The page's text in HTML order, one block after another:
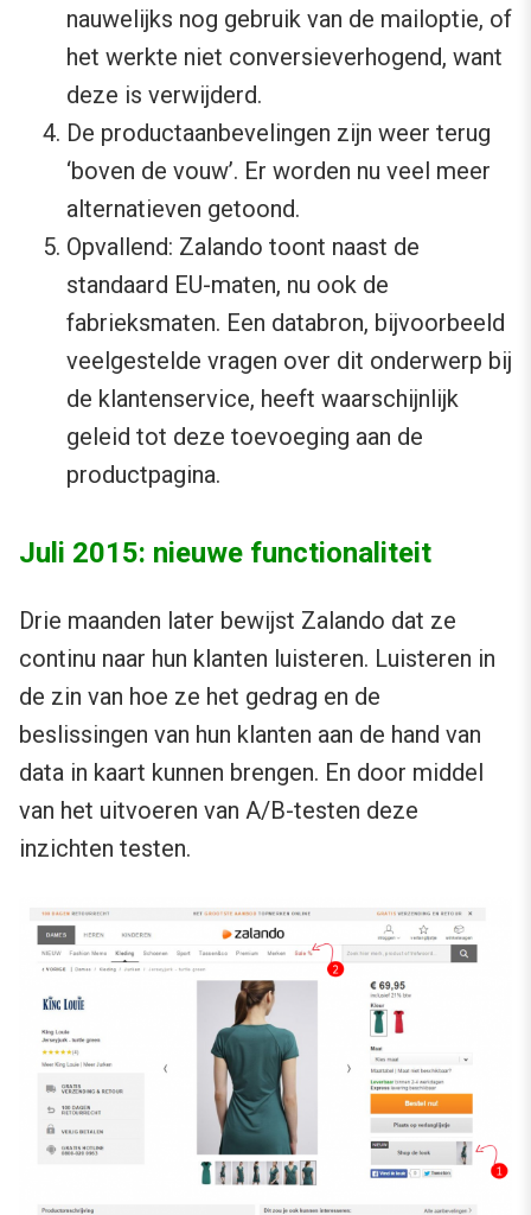
nauwelijks nog gebruik van de mailoptie, of
het werkte niet conversieverhogend, want
deze is verwijderd.
De productaanbevelingen zijn weer terug
‘boven de vouw’. Er worden nu veel meer
alternatieven getoond.
Opvallend: Zalando toont naast de
standaard EU-maten, nu ook de
fabrieksmaten. Een databron, bijvoorbeeld
veelgestelde vragen over dit onderwerp bij
de klantenservice, heeft waarschijnlijk
geleid tot deze toevoeging aan de
productpagina.
Juli 2015: nieuwe functionaliteit
Drie maanden later bewijst Zalando dat ze
continu naar hun klanten luisteren. Luisteren in
de zin van hoe ze het gedrag en de
beslissingen van hun klanten aan de hand van
data in kaart kunnen brengen. En door middel
van het uitvoeren van A/B-testen deze
inzichten testen.